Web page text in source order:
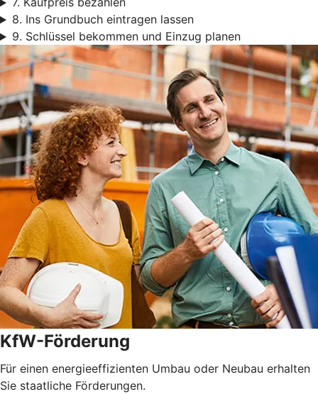
8. Ins Grundbuch eintragen lassen
9. Schlüssel bekommen und Einzug planen
KfW-Förderung
Für einen energieeffizienten Umbau oder Neubau erhalten
Sie staatliche Förderungen.